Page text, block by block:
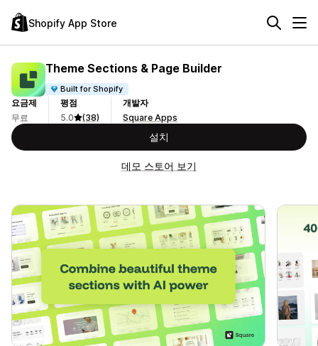
Shopify App Store
Theme Sections & Page Builder
Built for Shopify
요금제
무료
평점
5.0
(38)
개발자
Square Apps
설치
데모 스토어 보기